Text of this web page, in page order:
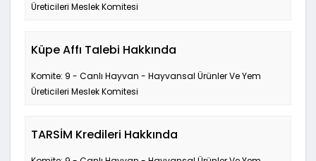
Üreticileri Meslek Komitesi
Küpe Affı Talebi Hakkında
Komite: 9 - Canlı Hayvan - Hayvansal Ürünler Ve Yem
Üreticileri Meslek Komitesi
TARSİM Kredileri Hakkında